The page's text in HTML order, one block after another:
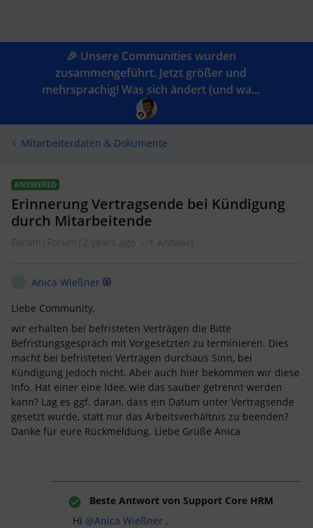
🎉 Unsere Communities wurden
zusammengeführt. Jetzt größer und
mehrsprachig! Was sich ändert (und wa...
Mitarbeiterdaten & Dokumente
ANSWERED
Erinnerung Vertragsende bei Kündigung
durch Mitarbeitende
Forum|Forum|2 years ago 1 Antwort
Anica Wießner
Liebe Community,
wir erhalten bei befristeten Verträgen die Bitte
Befristungsgespräch mit Vorgesetzten zu terminieren. Dies
macht bei befristeten Verträgen durchaus Sinn, bei
Kündigung jedoch nicht. Aber auch hier bekommen wir diese
Info. Hat einer eine Idee, wie das sauber getrennt werden
kann? Lag es ggf. daran, dass ein Datum unter Vertragsende
gesetzt wurde, statt nur das Arbeitsverhältnis zu beenden?
Danke für eure Rückmeldung. Liebe Grüße Anica
Beste Antwort von Support Core HRM
Hi @Anica Wießner ,